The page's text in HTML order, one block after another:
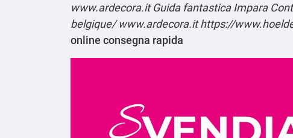
www.ardecora.it Guida fantastica Impara
belgique/ www.ardecora.it https://
online consegna rapida